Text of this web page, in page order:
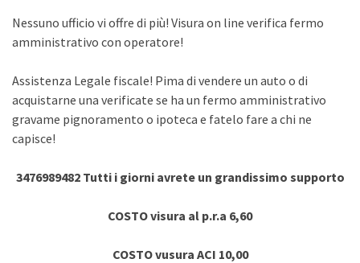
Nessuno ufficio vi offre di più! Visura on line verifica fermo
amministrativo con operatore!
Assistenza Legale fiscale! Pima di vendere un auto o di
acquistarne una verificate se ha un fermo amministrativo
gravame pignoramento o ipoteca e fatelo fare a chi ne
capisce!
3476989482 Tutti i giorni avrete un grandissimo supporto
COSTO visura al p.r.a 6,60
COSTO vusura ACI 10,00